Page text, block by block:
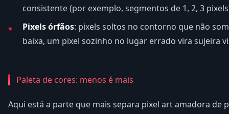
consistente (por exemplo, segmentos de 1, 2, 3
Pixels órfãos: pixels soltos no contorno que não
baixa, um pixel sozinho no lugar errado vira sujeira
Paleta de cores: menos é mais
Aqui está a parte que mais separa pixel art amadora de